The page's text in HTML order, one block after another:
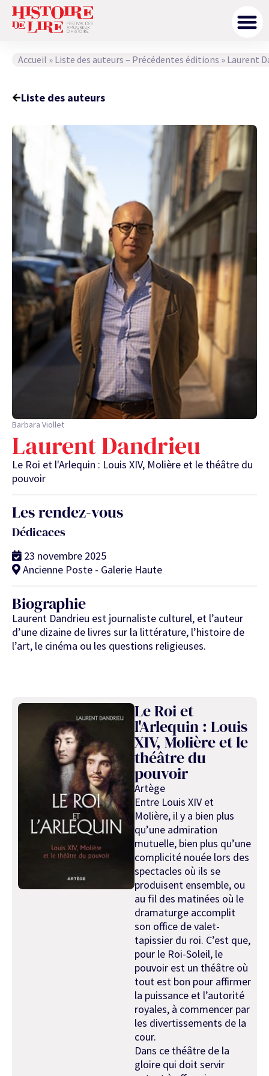
Accueil » Liste des auteurs – Précédentes éditions » Laurent
Liste des auteurs
Barbara Viollet
Laurent Dandrieu
Le Roi et l'Arlequin : Louis XIV, Molière et le théâtre du
pouvoir
Les rendez-vous
Dédicaces
23 novembre 2025
Ancienne Poste - Galerie Haute
Biographie
Laurent Dandrieu est journaliste culturel, et l’auteur
d’une dizaine de livres sur la littérature, l’histoire de
l’art, le cinéma ou les questions religieuses.
Le Roi et
l'Arlequin : Louis
XIV, Molière et le
théâtre du
pouvoir
Artège
Entre Louis XIV et
Molière, il y a bien plus
qu’une admiration
mutuelle, bien plus qu’une
complicité nouée lors des
spectacles où ils se
produisent ensemble, ou
au fil des matinées où le
dramaturge accomplit
son office de valet-
tapissier du roi. C’est que,
pour le Roi-Soleil, le
pouvoir est un théâtre où
tout est bon pour affirmer
la puissance et l’autorité
royales, à commencer par
les divertissements de la
cour.
Dans ce théâtre de la
gloire qui doit servir